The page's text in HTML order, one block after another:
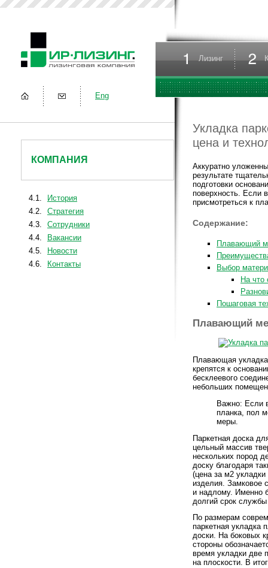
Eng
КОМПАНИЯ
4.1.
История
4.2.
Стратегия
4.3.
Сотрудники
4.4.
Вакансии
4.5.
Новости
4.6.
Контакты
Лизинг
Укладка
цена и
Аккуратно
результате
подготовки
поверхность. Если
присмотреться к
Содержание:
Плавающий
Выбор
На что
Пошаговая
Плавающий
Плавающая
крепятся к
бесклеевого
небольших
Важно: Если
планка, пол
меры.
Паркетная доска
цельный массив
нескольких пород
доску благодаря
(цена за м2 укладки
изделия. Замковое
и надлому. Именно
долгий срок
По размерам
паркетная укладка
доски. На боковых
стороны
время укладки две
на плоскости. В